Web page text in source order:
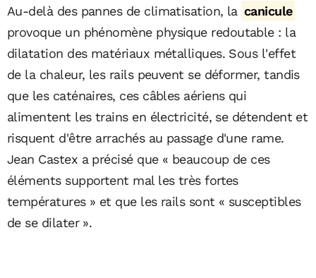
Au-delà des pannes de climatisation, la canicule
provoque un phénomène physique redoutable : la
dilatation des matériaux métalliques. Sous l'effet
de la chaleur, les rails peuvent se déformer, tandis
que les caténaires, ces câbles aériens qui
alimentent les trains en électricité, se détendent et
risquent d'être arrachés au passage d'une rame.
Jean Castex a précisé que « beaucoup de ces
éléments supportent mal les très fortes
températures » et que les rails sont « susceptibles
de se dilater ».